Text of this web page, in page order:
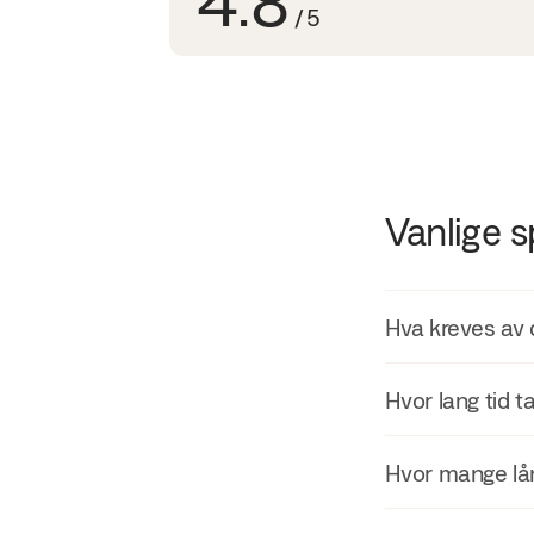
/5
Vanlige
Hva kreves
Hvor lang tid
ganger kan
Hvor mange